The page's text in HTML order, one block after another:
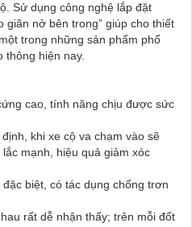
Sử dụng công nghệ lắp đặt
giãn nở bên trong” giúp cho thiết
trong những sản phẩm phổ
thông hiện nay.
cao, tính năng chịu được sức
khi xe cộ va chạm vào sẽ
mạnh, hiệu quả giảm xóc
biệt, có tác dụng chống trơn
rất dễ nhận thấy; trên mỗi đốt